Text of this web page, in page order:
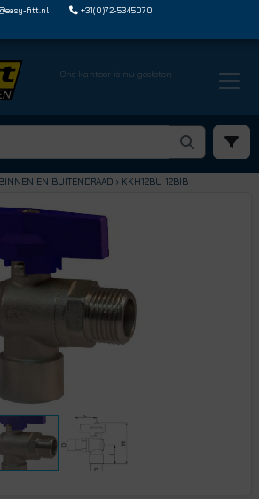
fitt.nl +31(0)72-5345070
Ons kantoor is nu gesloten
MET DRAADAANSLUITINGEN
EN BUITENDRAAD › KKH12BU 12BIB